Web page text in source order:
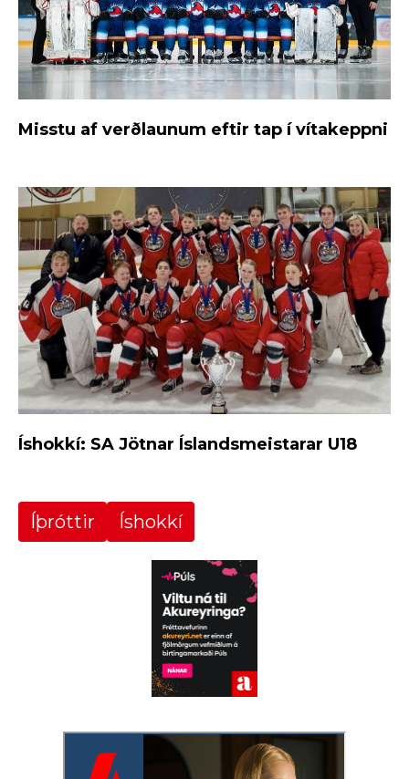
Misstu af verðlaunum eftir tap í vítakeppni
Íshokkí: SA Jötnar Íslandsmeistarar U18
Íþróttir Íshokkí